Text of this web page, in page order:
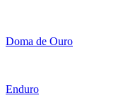
Doma de Ouro
Enduro